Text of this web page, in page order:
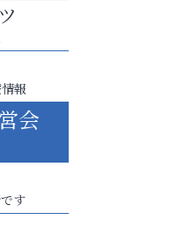
スク
報
会
す